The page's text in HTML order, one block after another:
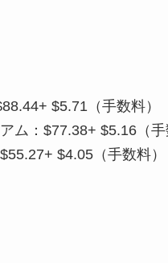
$5.71（手数料）
ム：$77.38+ $5.16（手
$4.05（手数料）